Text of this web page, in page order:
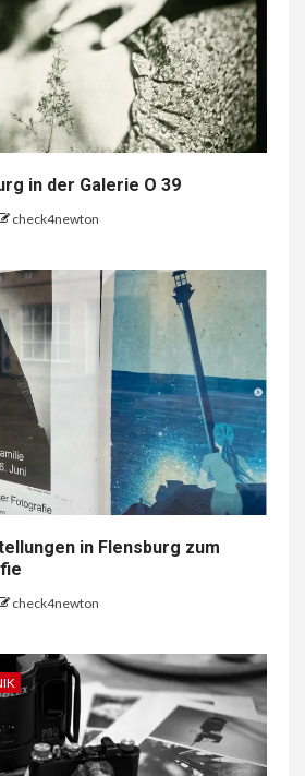
in der Galerie O 39
check4newton
in Flensburg zum
check4newton